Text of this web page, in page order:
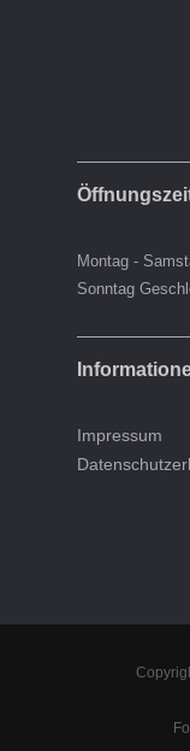
Montag -
Sonntag
Impressum